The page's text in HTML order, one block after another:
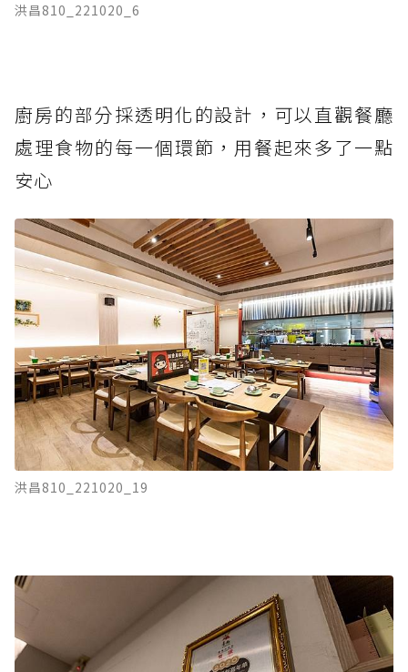
洪昌810_221020_6
廚房的部分採透明化的設計，可以直觀餐廳
處理食物的每一個環節，用餐起來多了一點
安心
洪昌810_221020_19